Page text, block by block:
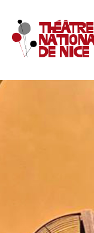
Les Partenaires